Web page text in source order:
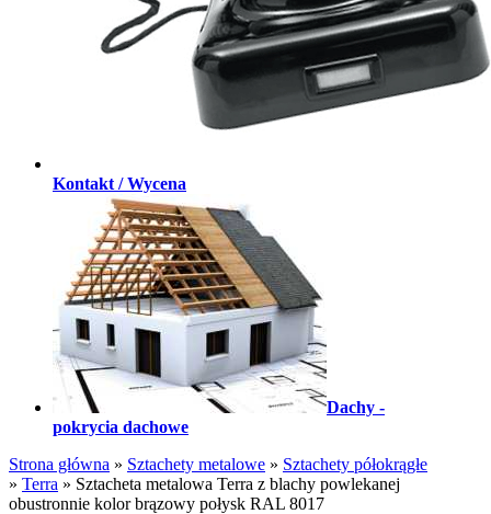
Kontakt / Wycena
Dachy -
pokrycia dachowe
Strona główna » Sztachety metalowe » Sztachety półokrągłe
» Terra » Sztacheta metalowa Terra z blachy powlekanej
obustronnie kolor brązowy połysk RAL 8017